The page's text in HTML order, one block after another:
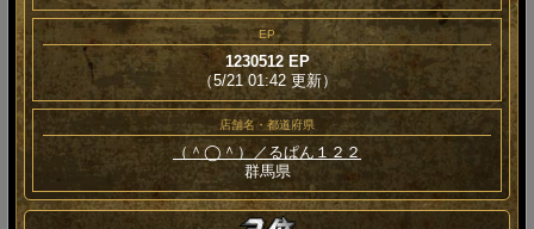
EP
1230512 EP
（5/21 01:42 更新）
店舗名・都道府県
（＾◯＾）／るぱん１２２
群馬県